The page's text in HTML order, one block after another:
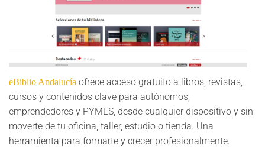
eBiblio Andalucía ofrece acceso gratuito a libros, revistas,
cursos y contenidos clave para autónomos,
emprendedores y PYMES, desde cualquier dispositivo y sin
moverte de tu oficina, taller, estudio o tienda. Una
herramienta para formarte y crecer profesionalmente.